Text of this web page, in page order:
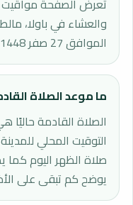
تعرض الصفحة مواقيت
الموافق 27 صفر 1448 هـ، مع الشروق وجدول 7 أيام.
ما موعد الصلاة
التوقيت المحلي
صلاة الظهر اليوم
يوضح كم تبقى على